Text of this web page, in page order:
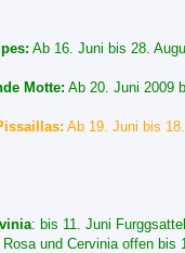
Ab 16. Juni bis 28.
Motte: Ab 20. Juni 2009
Ab 19. Juni bis
: bis 11. Juni
und Cervinia offen bis